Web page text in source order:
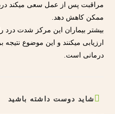
مراقبت پس از عمل سعی میکند
ممکن کاهش دهد.
بیشتر بیماران این مرکز شدت درد
ارزیابی میکنند و این موضوع نتیجه
درمانی است.
شاید دوست داشته باشید